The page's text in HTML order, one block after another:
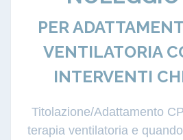
PER
VENTILATORIA
INTERVENTI
Titolazione/Adattamento
terapia ventilatoria e